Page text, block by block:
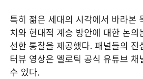
특히 젊은 세대의 시각에서 바라본
치와 현대적 계승 방안에 대한 논의
선한 통찰을 제공했다. 패널들의 진
터뷰 영상은 멜로틱 공식 유튜브 채
수 있다.